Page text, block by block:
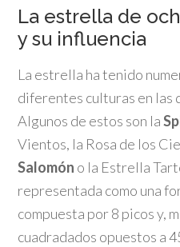
La estrella de
y su influencia
La estrella ha tenido
diferentes culturas en las
Algunos de estos son la
Vientos, la Rosa de los
Salomón o la Estrella
representada como una
compuesta por 8 picos y,
cuadradados opuestos a